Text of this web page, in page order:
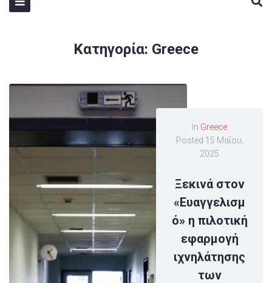
Κατηγορία: Greece
In Greece
Posted 15 Μαΐου,
2025
Ξεκινά στον
«Ευαγγελισμ
ό» η πιλοτική
εφαρμογή
ιχνηλάτησης
των